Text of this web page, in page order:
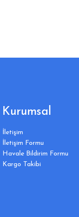
Kurumsal
İletişim
İletişim Formu
Havale Bildirim Formu
Kargo Takibi